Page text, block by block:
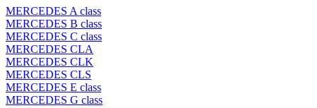
MERCEDES A class
MERCEDES B class
MERCEDES C class
MERCEDES CLA
MERCEDES CLK
MERCEDES CLS
MERCEDES E class
MERCEDES G class